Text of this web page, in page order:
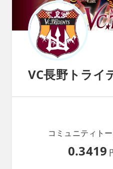
VC長野トライ
コミュニティト
0.3419